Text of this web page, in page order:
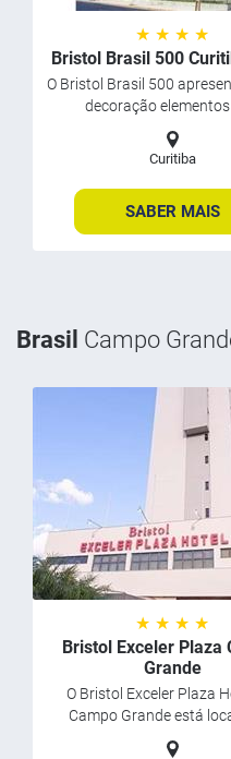
★ ★ ★ ★
Bristol Brasil 500
O Bristol Brasil 500
decoração elementos
Curitiba
SABER MAIS
Brasil Campo
★ ★ ★ ★
Bristol Exceler Plaza
Grande
O Bristol Exceler Plaza
Campo Grande está